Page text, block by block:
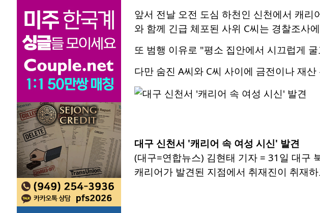
앞서 전날 오전 도심 하천인 신천에서 캐리
와 함께 긴급 체포된 사위 C씨는 경찰조사
또 범행 이유로 "평소 집안에서 시끄럽게
다만 숨진 A씨와 C씨 사이에 금전이나 재
대구 신천서 '캐리어 속 여성 시신' 발견
(대구=연합뉴스) 김현태 기자 = 31일 대구
캐리어가 발견된 지점에서 취재진이 취재